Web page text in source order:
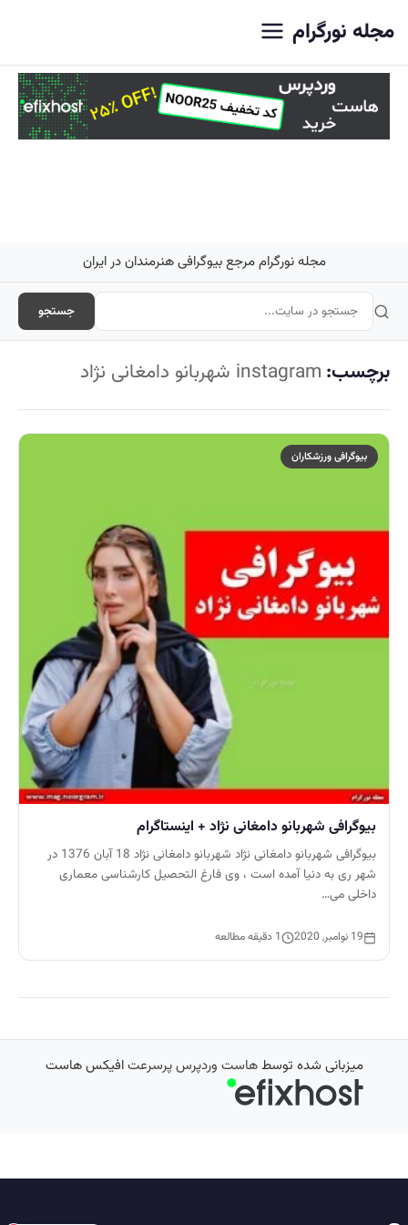
مجله نورگرام
مجله نورگرام مرجع بیوگرافی هنرمندان در ایران
جستجو
برچسب: instagram شهربانو دامغانی نژاد
بیوگرافی ورزشکاران
بیوگرافی شهربانو دامغانی نژاد + اینستاگرام
بیوگرافی شهربانو دامغانی نژاد شهربانو دامغانی نژاد 18 آبان 1376 در
شهر ری به دنیا آمده است ، وی فارغ التحصیل کارشناسی معماری
داخلی می…
19 نوامبر, 2020 1 دقیقه مطالعه
میزبانی شده توسطهاست وردپرس پرسرعتافیکس هاست